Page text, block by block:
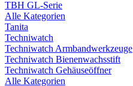
TBH GL-Serie
Alle Kategorien
Tanita
Techniwatch
Techniwatch Armbandwerkzeuge
Techniwatch Bienenwachsstift
Techniwatch Gehäuseöffner
Alle Kategorien